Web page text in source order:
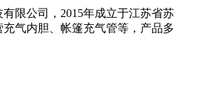
限公司，2015年成立于江苏省苏
气内胆、帐篷充气管等，产品多